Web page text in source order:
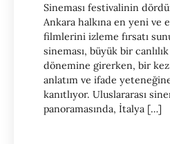
Sineması festivalinin
Ankara halkına en yeni ve
filmlerini izleme fırsatı
sineması, büyük bir canlılık
dönemine girerken, bir
anlatım ve ifade
kanıtlıyor. Uluslararası
panoramasında, İtalya […]